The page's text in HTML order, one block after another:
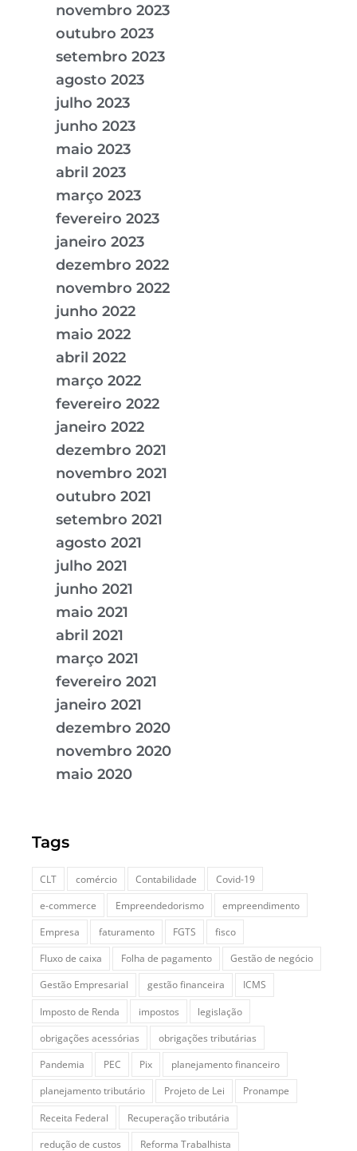
novembro 2023
outubro 2023
setembro 2023
agosto 2023
julho 2023
junho 2023
maio 2023
abril 2023
março 2023
fevereiro 2023
janeiro 2023
dezembro 2022
novembro 2022
junho 2022
maio 2022
abril 2022
março 2022
fevereiro 2022
janeiro 2022
dezembro 2021
novembro 2021
outubro 2021
setembro 2021
agosto 2021
julho 2021
junho 2021
maio 2021
abril 2021
março 2021
fevereiro 2021
janeiro 2021
dezembro 2020
novembro 2020
maio 2020
Tags
CLT comércio Contabilidade
Covid-19
e-commerce
Empreendedorismo
empreendimento
Empresa
faturamento FGTS
fisco
Fluxo de caixa
Folha de pagamento
Gestão de negócio
Gestão Empresarial
gestão financeira
ICMS
Imposto de Renda
impostos
legislação
obrigações acessórias
obrigações tributárias
Pandemia
PEC Pix
planejamento financeiro
planejamento tributário
Projeto de Lei
Pronampe
Receita Federal
Recuperação tributária
redução de custos
Reforma Trabalhista